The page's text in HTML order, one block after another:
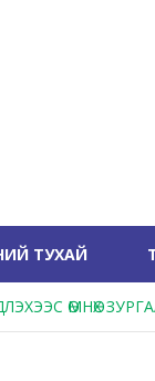
ТУХАЙ
ӨМНӨХ